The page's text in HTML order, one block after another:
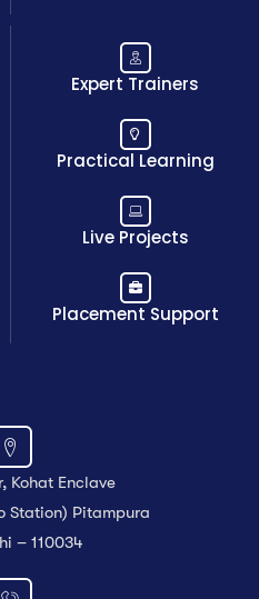
Expert Trainers
Practical Learning
Live Projects
Placement Support
Kohat Enclave
Station) Pitampura
– 110034